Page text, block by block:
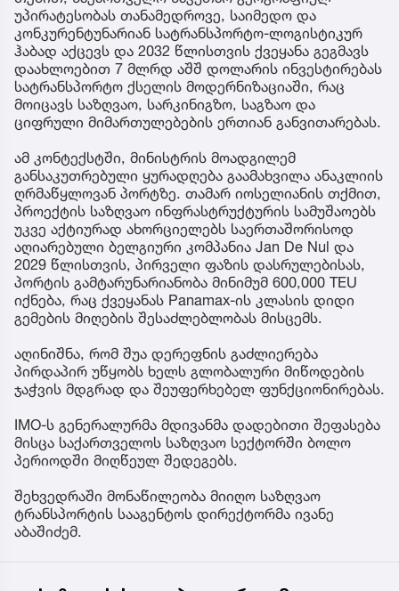
უპირატესობას თანამედროვე, საიმედო და
კონკურენტუნარიან სატრანსპორტო-ლოგისტიკურ
ჰაბად აქცევს და 2032 წლისთვის ქვეყანა გეგმავს
დაახლოებით 7 მლრდ აშშ დოლარის ინვესტირებას
სატრანსპორტო ქსელის მოდერნიზაციაში, რაც
მოიცავს საზღვაო, სარკინიგზო, საგზაო და
ციფრული მიმართულებების ერთიან განვითარებას.
ამ კონტექსტში, მინისტრის მოადგილემ
განსაკუთრებული ყურადღება გაამახვილა ანაკლიის
ღრმაწყლოვან პორტზე. თამარ იოსელიანის თქმით,
პროექტის საზღვაო ინფრასტრუქტურის სამუშაოებს
უკვე აქტიურად ახორციელებს საერთაშორისოდ
აღიარებული ბელგიური კომპანია Jan De Nul და
2029 წლისთვის, პირველი ფაზის დასრულებისას,
პორტის გამტარუნარიანობა მინიმუმ 600,000 TEU
იქნება, რაც ქვეყანას Panamax-ის კლასის დიდი
გემების მიღების შესაძლებლობას მისცემს.
აღინიშნა, რომ შუა დერეფნის გაძლიერება
პირდაპირ უწყობს ხელს გლობალური მიწოდების
ჯაჭვის მდგრად და შეუფერხებელ ფუნქციონირებას.
IMO-ს გენერალურმა მდივანმა დადებითი შეფასება
მისცა საქართველოს საზღვაო სექტორში ბოლო
პერიოდში მიღწეულ შედეგებს.
შეხვედრაში მონაწილეობა მიიღო საზღვაო
ტრანსპორტის სააგენტოს დირექტორმა ივანე
აბაშიძემ.